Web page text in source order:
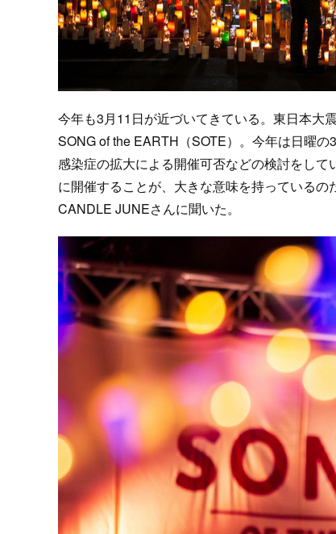
今年も3月11日が近づいてきている。東日本大
SONG of the EARTH（SOTE）。今年は日曜
感染症の拡大による開催可否などの検討をし
に開催することが、大きな意味を持っている
CANDLE JUNEさんに聞いた。